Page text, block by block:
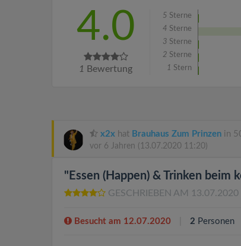
4.0
1 Bewertung
5 Sterne
4 Sterne
3 Sterne
2 Sterne
1 Stern
x2x hat Brauhaus Zum Prinzen in
vor 6 Jahren (13.07.2020 11:20)
"Essen (Happen) & Trinken beim
GESCHRIEBEN AM 13.07.2020
Besucht am 12.07.2020 2 Personen